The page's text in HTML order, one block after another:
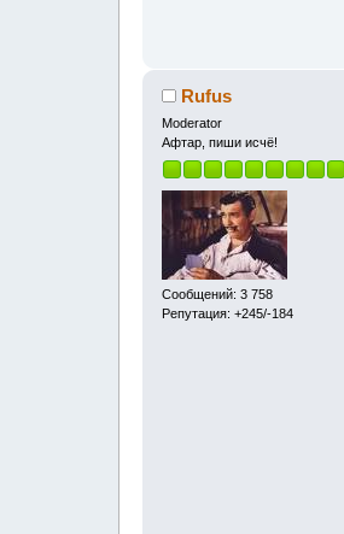
Rufus
Moderator
Афтар, пиши исчё!
Сообщений: 3 758
Репутация: +245/-184